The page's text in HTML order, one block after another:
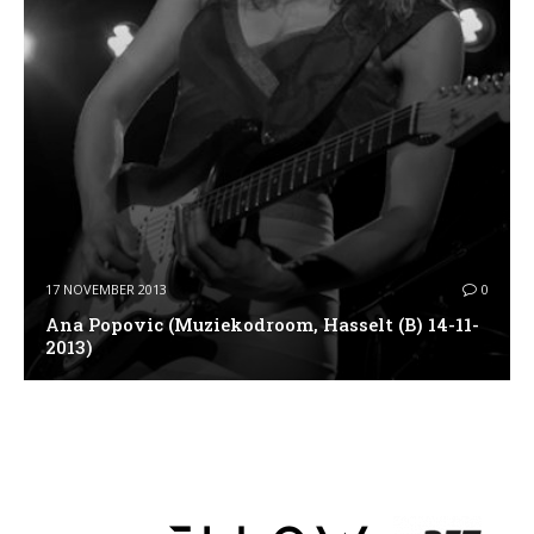
17 NOVEMBER 2013 0
Ana Popovic (Muziekodroom, Hasselt (B) 14-11-
2013)